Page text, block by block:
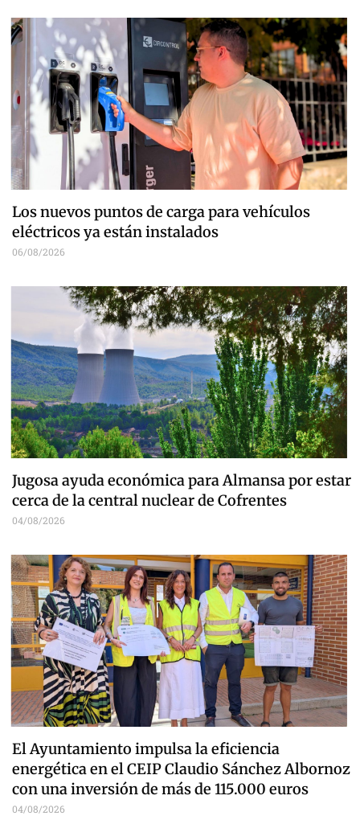
Los nuevos puntos de carga para vehículos
eléctricos ya están instalados
06/08/2026
Jugosa ayuda económica para Almansa por estar
cerca de la central nuclear de Cofrentes
04/08/2026
El Ayuntamiento impulsa la eficiencia
energética en el CEIP Claudio Sánchez Albornoz
con una inversión de más de 115.000 euros
04/08/2026